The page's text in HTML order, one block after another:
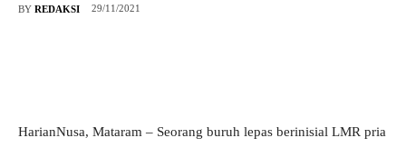
BY REDAKSI 29/11/2021
HarianNusa, Mataram – Seorang buruh lepas berinisial LMR pria